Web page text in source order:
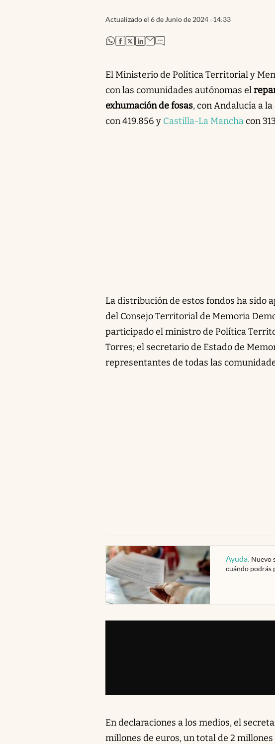
Actualizado el 6 de Junio de 2024 14:33
abre en nueva pestaña
abre en nueva pestaña
abre en nueva pestaña
abre en nueva pestaña
El Ministerio de Política Territorial y
con las comunidades autónomas el
exhumación de fosas, con Andalucía a la
con 419.856 y Castilla-La Manchacon
La distribución de estos fondos ha sido
del Consejo Territorial de Memoria
participado el ministro de Política
Torres; el secretario de Estado de
representantes de todas las
Ayuda. Nuevo
cuándo podrás
abre en nueva pestaña
En declaraciones a los medios, el
millones de euros, un total de 2